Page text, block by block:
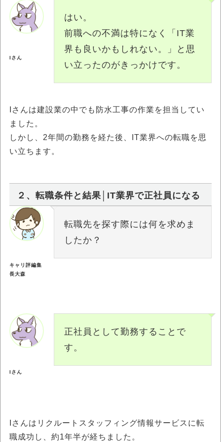
はい。
前職への不満は特になく「IT業
界も良いかもしれない。」と思
い立ったのがきっかけです。
Iさん
Iさんは建設業の中でも防水工事の作業を担当してい
ました。
しかし、2年間の勤務を経た後、IT業界への転職を思
い立ちます。
２、転職条件と結果│IT業界で正社員になる
キャリ評編集
長大森
転職先を探す際には何を求めま
したか？
正社員として勤務することで
す。
Iさん
Iさんはリクルートスタッフィング情報サービスに転
職成功し、約1年半が経ちました。